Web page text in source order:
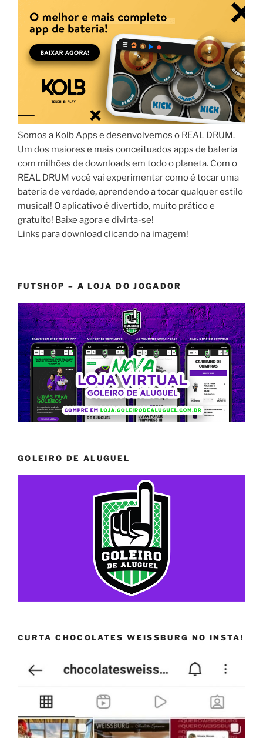
Somos a Kolb Apps e desenvolvemos o REAL DRUM.
Um dos maiores e mais conceituados apps de bateria
com milhões de downloads em todo o planeta. Com o
REAL DRUM você vai experimentar como é tocar uma
bateria de verdade, aprendendo a tocar qualquer estilo
musical! O aplicativo é divertido, muito prático e
gratuito! Baixe agora e divirta-se!
Links para download clicando na imagem!
FUTSHOP – A LOJA DO JOGADOR
GOLEIRO DE ALUGUEL
CURTA CHOCOLATES WEISSBURG NO INSTA!